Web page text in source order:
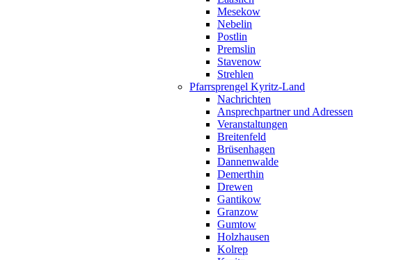
Mesekow
Nebelin
Postlin
Premslin
Stavenow
Strehlen
Pfarrsprengel Kyritz-Land
Nachrichten
Ansprechpartner und Adressen
Veranstaltungen
Breitenfeld
Brüsenhagen
Dannenwalde
Demerthin
Drewen
Gantikow
Granzow
Gumtow
Holzhausen
Kolrep